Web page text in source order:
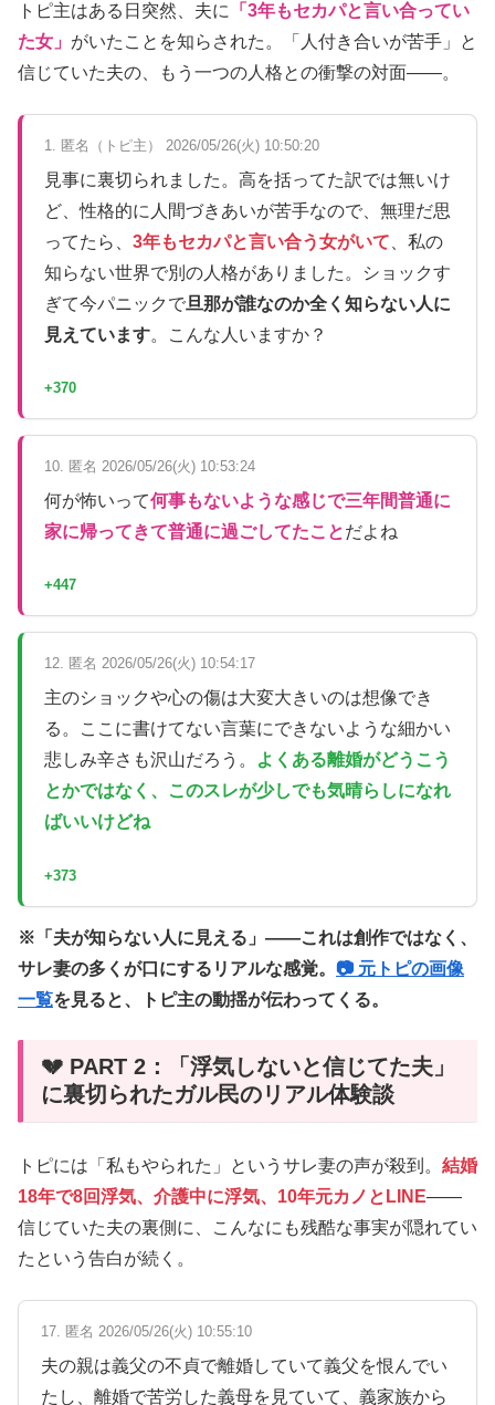
トピ主はある日突然、夫に
「3年もセカパと言い合ってい
た女」 がいたことを知らされた。「人付き合いが苦手」と
信じていた夫の、もう一つの人格との衝撃の対面――。
1. 匿名（トピ主） 2026/05/26(火) 10:50:20
見事に裏切られました。高を括ってた訳では無いけ
ど、性格的に人間づきあいが苦手なので、無理だ思
ってたら、 3年もセカパと言い合う女がいて 、私の
知らない世界で別の人格がありました。ショックす
ぎて今パニックで旦那が誰なのか全く知らない人に
見えています。こんな人いますか？
+370
10. 匿名 2026/05/26(火) 10:53:24
何が怖いって何事もないような感じで三年間普通に
家に帰ってきて普通に過ごしてたことだよね
+447
12. 匿名 2026/05/26(火) 10:54:17
主のショックや心の傷は大変大きいのは想像でき
る。ここに書けてない言葉にできないような細かい
悲しみ辛さも沢山だろう。
よくある離婚がどうこう
とかではなく、このスレが少しでも気晴らしになれ
ばいいけどね
+373
※「夫が知らない人に見える」――これは創作ではなく、
サレ妻の多くが口にするリアルな感覚。 📷 元トピの画像
一覧を見ると、トピ主の動揺が伝わってくる。
💔 PART 2：「浮気しないと信じてた夫」
に裏切られたガル民のリアル体験談
トピには「私もやられた」というサレ妻の声が殺到。 結婚
18年で8回浮気、介護中に浮気、10年元カノとLINE――
信じていた夫の裏側に、こんなにも残酷な事実が隠れてい
たという告白が続く。
17. 匿名 2026/05/26(火) 10:55:10
夫の親は義父の不貞で離婚していて義父を恨んでい
たし、離婚で苦労した義母を見ていて、義家族から